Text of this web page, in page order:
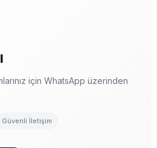
için WhatsApp üzerinden
Güvenli İletişim